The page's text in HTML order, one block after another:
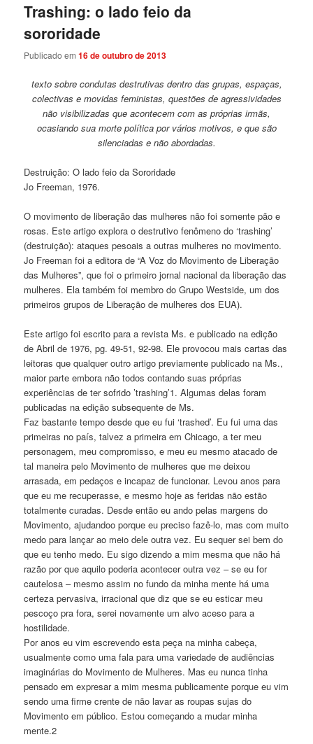
Trashing: o lado feio da
sororidade
Publicado em16 de outubro de 2013
texto sobre condutas destrutivas dentro das grupas, espaças,
colectivas e movidas feministas, questões de agressividades
não visibilizadas que acontecem com as próprias irmãs,
ocasiando sua morte política por vários motivos, e que são
silenciadas e não abordadas.
Destruição: O lado feio da Sororidade
Jo Freeman, 1976.
O movimento de liberação das mulheres não foi somente pão e
rosas. Este artigo explora o destrutivo fenômeno do ‘trashing’
(destruição): ataques pesoais a outras mulheres no movimento.
Jo Freeman foi a editora de “A Voz do Movimento de Liberação
das Mulheres”, que foi o primeiro jornal nacional da liberação das
mulheres. Ela também foi membro do Grupo Westside, um dos
primeiros grupos de Liberação de mulheres dos EUA).
Este artigo foi escrito para a revista Ms. e publicado na edição
de Abril de 1976, pg. 49-51, 92-98. Ele provocou mais cartas das
leitoras que qualquer outro artigo previamente publicado na Ms.,
maior parte embora não todos contando suas próprias
experiências de ter sofrido ’trashing’1. Algumas delas foram
publicadas na edição subsequente de Ms.
Faz bastante tempo desde que eu fui ‘trashed’. Eu fui uma das
primeiras no país, talvez a primeira em Chicago, a ter meu
personagem, meu compromisso, e meu eu mesmo atacado de
tal maneira pelo Movimento de mulheres que me deixou
arrasada, em pedaços e incapaz de funcionar. Levou anos para
que eu me recuperasse, e mesmo hoje as feridas não estão
totalmente curadas. Desde então eu ando pelas margens do
Movimento, ajudandoo porque eu preciso fazê-lo, mas com muito
medo para lançar ao meio dele outra vez. Eu sequer sei bem do
que eu tenho medo. Eu sigo dizendo a mim mesma que não há
razão por que aquilo poderia acontecer outra vez – se eu for
cautelosa – mesmo assim no fundo da minha mente há uma
certeza pervasiva, irracional que diz que se eu esticar meu
pescoço pra fora, serei novamente um alvo aceso para a
hostilidade.
Por anos eu vim escrevendo esta peça na minha cabeça,
usualmente como uma fala para uma variedade de audiências
imaginárias do Movimento de Mulheres. Mas eu nunca tinha
pensado em expresar a mim mesma publicamente porque eu vim
sendo uma firme crente de não lavar as roupas sujas do
Movimento em público. Estou começando a mudar minha
mente.2